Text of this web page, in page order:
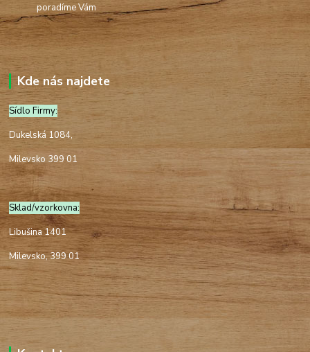
poradíme Vám
Kde nás najdete
Sídlo Firmy:
Dukelská 1084,
Milevsko 399 01
Sklad/vzorkovna:
Libušina 1401
Milevsko, 399 01